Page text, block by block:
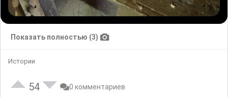
Показать полностью (3)
Истории
54 0 комментариев